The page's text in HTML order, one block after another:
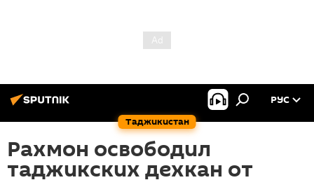
Таджикистан
РУС
Рахмон освободил
таджикских дехкан от